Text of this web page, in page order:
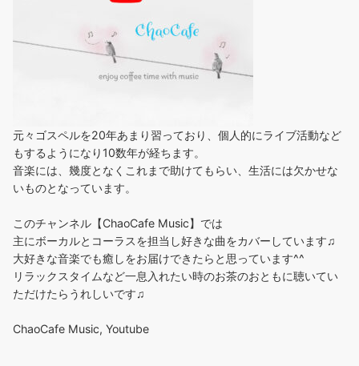
元々ゴスペルを20年あまり習っており、個人的にライブ活動など
もするようになり10数年が経ちます。
音楽には、幾度となくこれまで助けてもらい、生活には欠かせな
いものとなっています。
このチャンネル【ChaoCafe Music】では
主にボーカルとコーラスを担当し好きな曲をカバーしています♫
大好きな音楽でも癒しをお届けできたらと思っています^^
リラックスタイムなど一息入れたい時のお茶のおともに聴いてい
ただけたらうれしいです♫
ChaoCafe Music, Youtube